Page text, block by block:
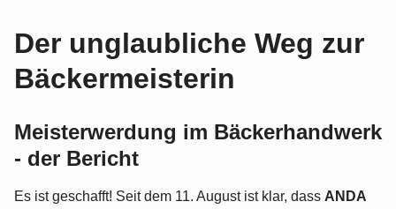
Der unglaubliche Weg zur
Bäckermeisterin
Meisterwerdung im Bäckerhandwerk
- der Bericht
Es ist geschafft! Seit dem 11. August ist klar, dass ANDA